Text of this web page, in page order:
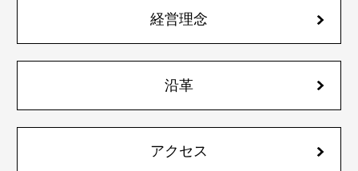
経営理念
沿革
アクセス